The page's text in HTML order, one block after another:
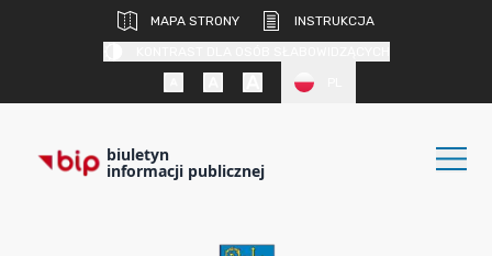
MAPA STRONY
INSTRUKCJA
biuletyn
informacji publicznej